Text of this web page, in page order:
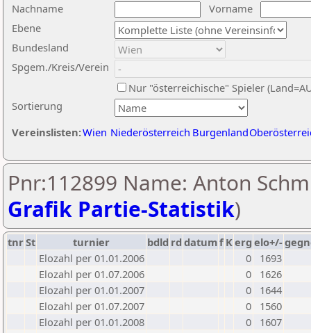
Nachname
Vorname
Ebene
Sortierung
Bundesland
Spgem./Kreis/Verein
Nur "österreichische" Spieler
Vereinslisten:Wien Niederösterreich Burgenland
Pnr:112899 Name: Anton
Grafik Partie-Statistik)
tnrSt turnier bdld rd datumf Kerg elo+/-
Elozahl per 01.01.2006
0
1693
Elozahl per 01.07.2006
0
1626
Elozahl per 01.01.2007
0
1644
Elozahl per 01.07.2007
0
1560
Elozahl per 01.01.2008
0
1607